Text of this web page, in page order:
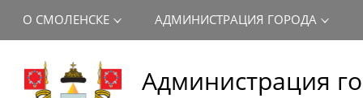
Администрация
О СМОЛЕНСКЕ АДМИНИСТРАЦИЯ ГОРОДА